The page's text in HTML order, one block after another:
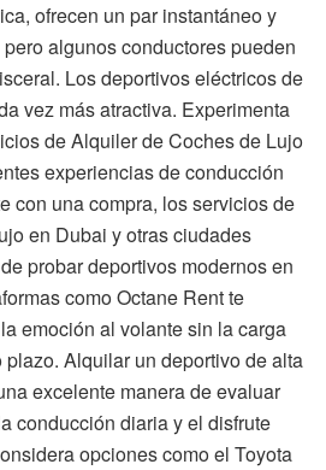
ofrecen un par instantáneo y
algunos conductores pueden
Los deportivos eléctricos de
vez más atractiva. Experimenta
de Alquiler de Coches de Lujo
experiencias de conducción
con una compra, los servicios de
en Dubai y otras ciudades
probar deportivos modernos en
como Octane Rent te
emoción al volante sin la carga
Alquilar un deportivo de alta
excelente manera de evaluar
conducción diaria y el disfrute
opciones como el Toyota